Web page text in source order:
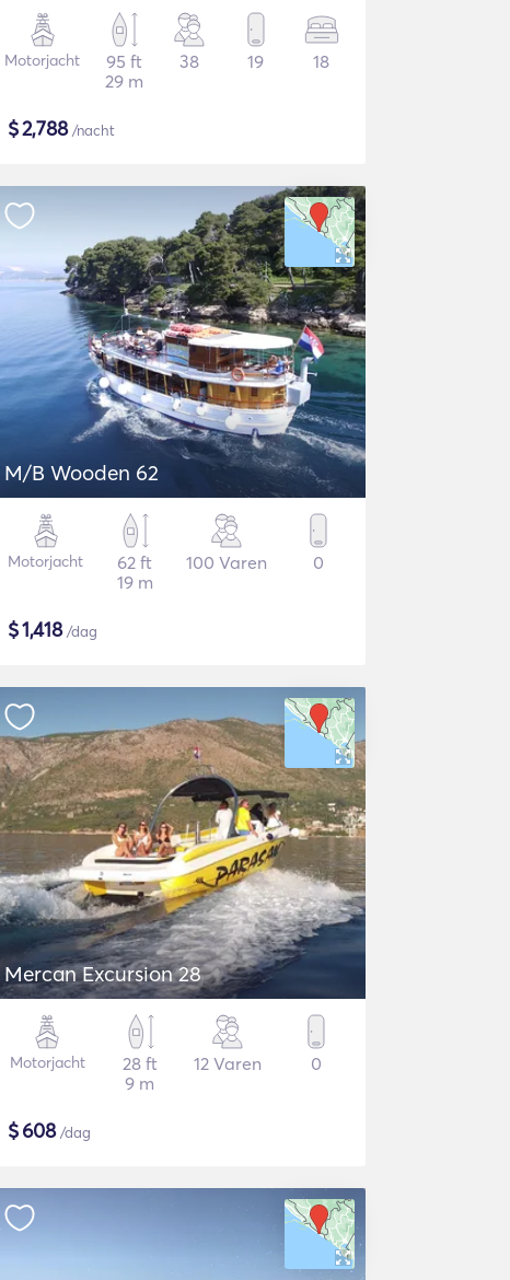
Motorjacht
95 ft
29 m
38 19 18
$2,788/nacht
M/B Wooden 62
Motorjacht
62 ft
19 m
100 Varen 0
$1,418/dag
Mercan Excursion 28
Motorjacht
28 ft
9 m
12 Varen 0
$608/dag